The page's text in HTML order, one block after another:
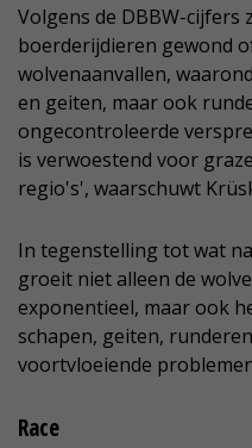
Volgens de DBBW-cijfers
boerderijdieren gewond
wolvenaanvallen,
en geiten, maar ook
ongecontroleerde
is verwoestend voor
regio's', waarschuwt
In tegenstelling tot wat
groeit niet alleen de
exponentieel, maar ook
schapen, geiten,
voortvloeiende
Race